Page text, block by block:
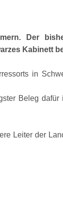
Der
Kabinett
in
Beleg
Leiter der